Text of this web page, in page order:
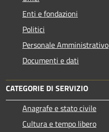
Enti e fondazioni
Politici
Personale Amministrativo
Documenti e dati
CATEGORIE DI SERVIZIO
Anagrafe e stato civile
Cultura e tempo libero